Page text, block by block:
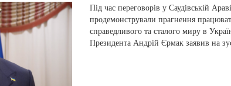
Під час переговорів у Саудівській
продемонстрували прагнення
справедливого та сталого миру в
Президента Андрій Єрмак заявив на